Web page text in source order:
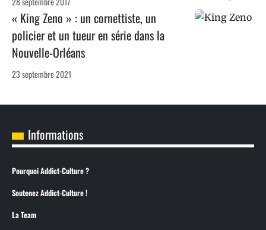
« King Zeno » : un cornettiste, un
policier et un tueur en série dans la
Nouvelle-Orléans
23 septembre 2021
Informations
Pourquoi Addict-Culture ?
Soutenez Addict-Culture !
La Team